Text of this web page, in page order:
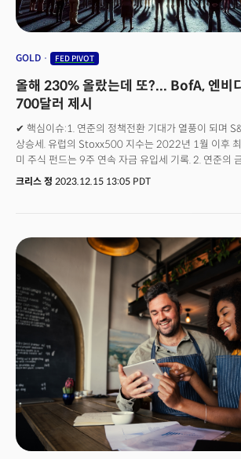
GOLD FED PIVOT
올해 230% 올랐는데 또?... BofA, 엔비
700달러 제시
✔ 핵심이슈:1. 연준의 정책전환 기대가 열풍이 되며
상승세. 유럽의 Stoxx500 지수는 2022년 1월 이후
미 주식 펀드는 9주 연속 자금 유입세 기록. 2. 연준의
금리와 달러의 약세로 이어지며 금이 온스당 2085달
소매판매는 10.1% 상승해 예상 하회. ✔ 자산시장동
정책전환에 대한 기대로 7주 연속 상승세를 기록하며
최고가 마감. (다우 +0.21%, S&P500 +0.22%, 나스
연준의 금리인하 가능성을 반영하는 약세 모멘텀이 둔
국채금리는 3.91%로 하락. 30년물 국채금리는 4.04%
만에 최저 수준을 기록한 이후 소폭 상승. 국제유가는
기대로 수요 침체 우려가 완화되며 두 달 만에 처음으
회복. 크루드유는 배럴당 72달러로 1.3% 상승. 브렌
0.6% 상승. 금은 달러 강세에도 금리인하에 대한 기대
크리스 정 2023.12.15 13:05 PDT